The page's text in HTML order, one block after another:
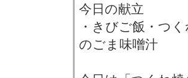
今日の献立
・きびご飯・つ
のごま味噌汁